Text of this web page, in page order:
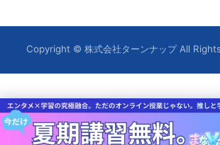
Copyright © 株式会社ターンナップ All